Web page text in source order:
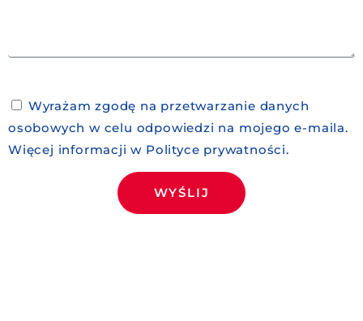
Wyrażam zgodę na przetwarzanie danych
osobowych w celu odpowiedzi na mojego e-maila.
Więcej informacji w Polityce prywatności.
WYŚLIJ